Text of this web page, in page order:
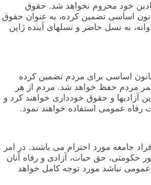
خود محروم‏ نخواهد شد. حقوق‏
اساسی‏ تضمین‏ کرده‏، به‏ عنوان‏ حقوق‏
به‏ نسل‏ حاضر و نسلهای‏ آینده‏ ژاپن‏
اساسی‏ برای‏ مردم‏ تضمین‏ کرده‏
مردم‏ حفظ خواهد شد. مردم‏ از هر
آزادیها و حقوق‏ خودداری‏ خواهند کرد و
رفاه‏ عمومی‏ استفاده‏ خواهند نمود.
جامعه‏ مورد احترام‏ می‏ باشند. در امر
حکومتی‏، حق‏ حیات‏، آزادی‏ و رفاه‏ آنان‏
نباشد مورد توجه‏ کامل‏ خواهد